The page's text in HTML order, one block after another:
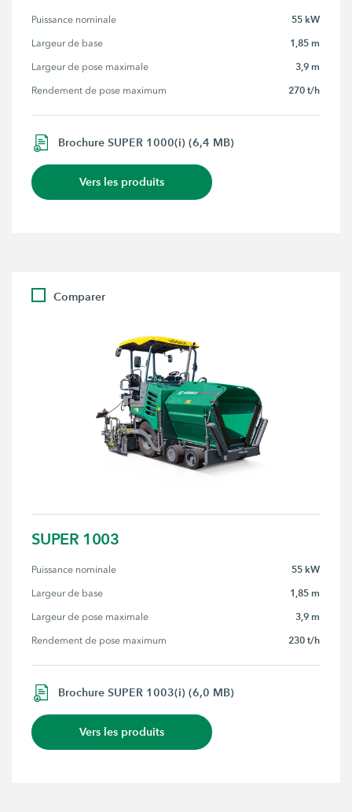
Puissance nominale 55 kW
Largeur de base 1,85 m
Largeur de pose maximale 3,9 m
Rendement de pose maximum 270 t/h
Brochure SUPER 1000(i) (6,4 MB)
Vers les produits
Comparer
SUPER 1003
Puissance nominale 55 kW
Largeur de base 1,85 m
Largeur de pose maximale 3,9 m
Rendement de pose maximum 230 t/h
Brochure SUPER 1003(i) (6,0 MB)
Vers les produits